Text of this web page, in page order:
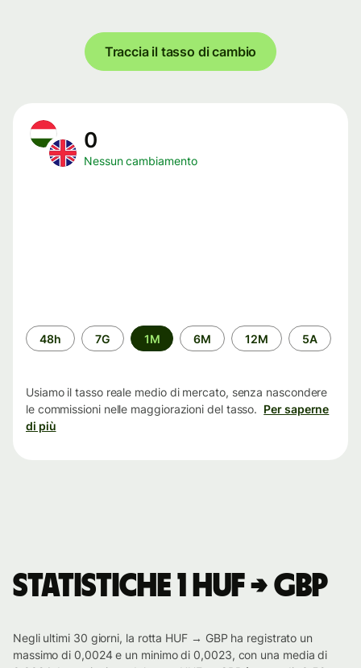
Traccia il tasso di cambio
0
Nessun cambiamento
Periodo
di
48h 7G 1M 6M 12M 5A
Usiamo il tasso reale medio di mercato, senza nascondere
le commissioni nelle maggiorazioni del tasso. Per saperne
di più
Statistiche 1 HUF → GBP
Negli ultimi 30 giorni, la rotta HUF → GBP ha registrato un
massimo di 0,0024 e un minimo di 0,0023, con una media di